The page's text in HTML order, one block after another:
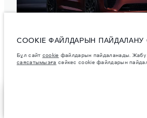
COOKIE ФАЙЛДАРЫН
Бұл сайт cookie файлдарын пайдаланады. Жабу
саясатымызға сәйкес cookie файлдарын